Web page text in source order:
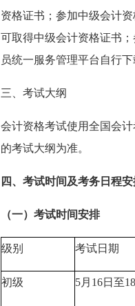
资格证书；参加中级会计
可取得中级会计资格证书
员统一服务管理平台自行
三、考试大纲
会计资格考试使用全国会
的考试大纲为准。
四、考试时间及考务日程
（一）考试时间安排
级别 考试日期
初级 5月16日至